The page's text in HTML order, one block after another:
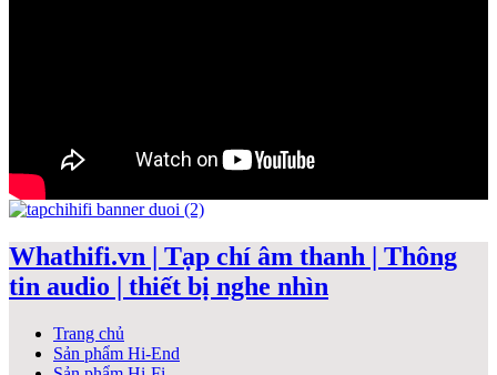
Whathifi.vn | Tạp chí âm thanh | Thông
tin audio | thiết bị nghe nhìn
Trang chủ
Sản phẩm Hi-End